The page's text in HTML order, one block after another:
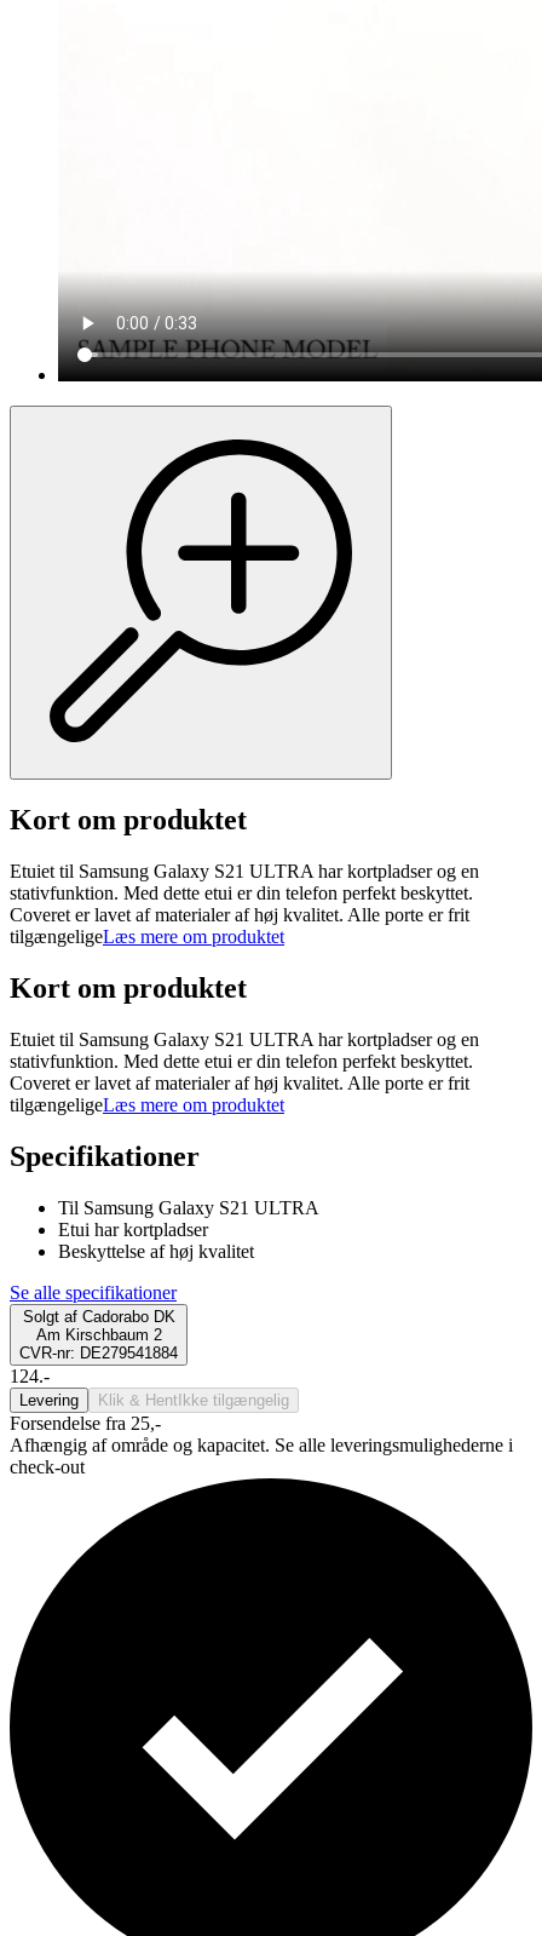
Kort om produktet
Etuiet til Samsung Galaxy S21 ULTRA har kortpladser og en
stativfunktion. Med dette etui er din telefon perfekt beskyttet.
Coveret er lavet af materialer af høj kvalitet. Alle porte er frit
tilgængeligeLæs mere om produktet
Kort om produktet
Etuiet til Samsung Galaxy S21 ULTRA har kortpladser og en
stativfunktion. Med dette etui er din telefon perfekt beskyttet.
Coveret er lavet af materialer af høj kvalitet. Alle porte er frit
tilgængeligeLæs mere om produktet
Specifikationer
Til Samsung Galaxy S21 ULTRA
Etui har kortpladser
Beskyttelse af høj kvalitet
Se alle specifikationer
Solgt af Cadorabo DK
Am Kirschbaum 2
CVR-nr: DE279541884
124.-
Levering Klik & Hent Ikke tilgængelig
Forsendelse fra 25,-
Afhængig af område og kapacitet. Se alle leveringsmulighederne i
check-out